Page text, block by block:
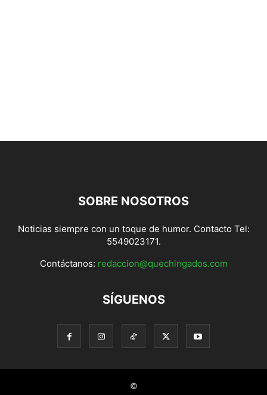
SOBRE NOSOTROS
Noticias siempre con un toque de humor. Contacto Tel:
5549023171.
Contáctanos: redaccion@quechingados.com
SÍGUENOS
©